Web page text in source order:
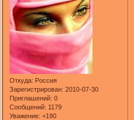
Откуда: Россия
Зарегистрирован: 2010-07-30
Приглашений: 0
Сообщений: 1179
Уважение: +190